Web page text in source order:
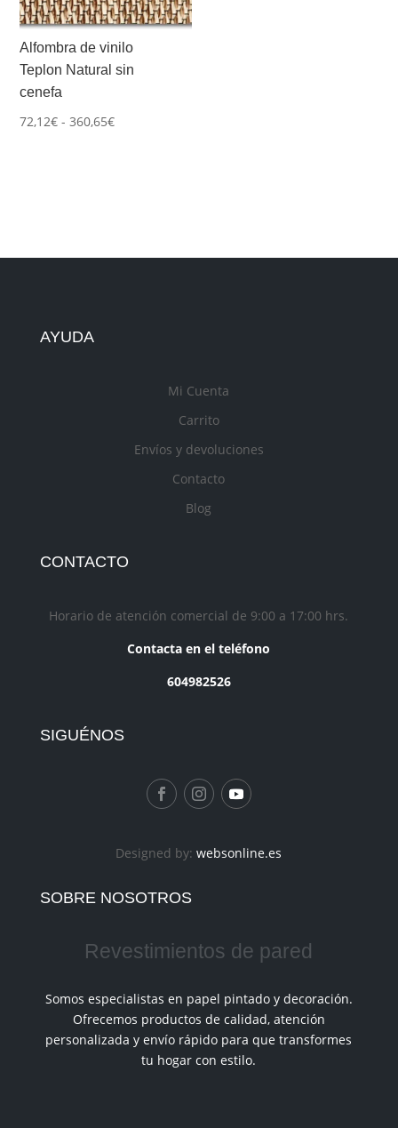
Alfombra de vinilo
Teplon Natural sin
cenefa
72,12€ - 360,65€Rango
360,65€
AYUDA
Mi Cuenta
Carrito
Envíos y devoluciones
Contacto
Blog
CONTACTO
Horario de atención comercial de 9:00 a 17:00 hrs.
Contacta en el teléfono
604982526
SIGUÉNOS
Designed by:websonline.es
SOBRE NOSOTROS
Revestimientos de pared
Somos especialistas en papel pintado y decoración.
Ofrecemos productos de calidad, atención
personalizada y envío rápido para que transformes
tu hogar con estilo.